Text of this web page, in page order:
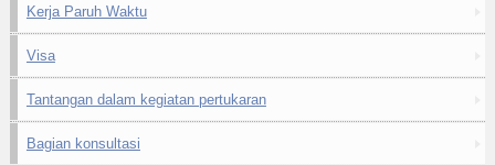
Kerja Paruh Waktu
Visa
Tantangan dalam kegiatan pertukaran
Bagian konsultasi